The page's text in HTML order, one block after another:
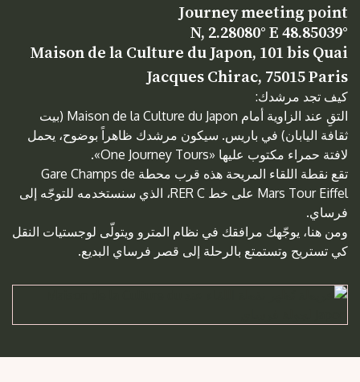
Journey meeting point
48.85039° N, 2.28080° E
Maison de la Culture du Japon, 101 bis Quai
Jacques Chirac, 75015 Paris
كيف تجد مرشدك:
التقِ عند الزاوية أمام Maison de la Culture du Japon (بيت
ثقافة اليابان) في باريس. سيكون مرشدك ظاهراً بوضوح، يحمل
لافتة حمراء مكتوب عليها «One Journey Tours».
تقع نقطة اللقاء المريحة هذه قرب محطة Gare Champs de
Mars Tour Eiffel على خط RER C، الذي سنستخدمه للتوجّه إلى
فرساي.
ومن هنا، يوجّهك مرافقك في نظام المترو ويتولّى لوجستيات النقل
كي تستريح وتستمتع بالرحلة إلى قصر فرساي البديع.